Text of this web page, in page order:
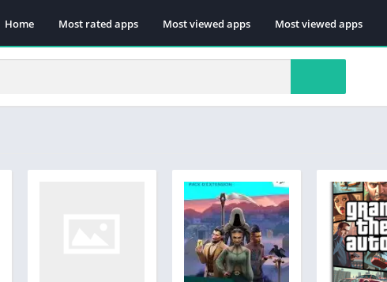
Home Most rated apps Most viewed apps Most viewed apps